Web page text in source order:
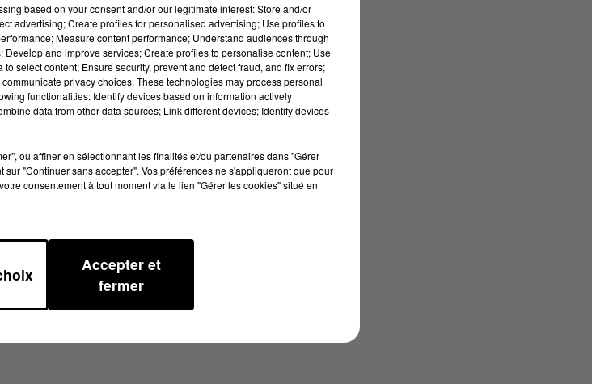
based on your consent and/or our legitimate interest: Store and/or
advertising; Create profiles for personalised advertising; Use profiles to
Measure content performance; Understand audiences through
and improve services; Create profiles to personalise content; Use
select content; Ensure security, prevent and detect fraud, and fix errors;
privacy choices. These technologies may process personal
functionalities: Identify devices based on information actively
data from other data sources; Link different devices; Identify devices
ou affiner en sélectionnant les finalités et/ou partenaires dans "Gérer
"Continuer sans accepter". Vos préférences ne s'appliqueront que pour
consentement à tout moment via le lien "Gérer les cookies" situé en
Accepter et
fermer